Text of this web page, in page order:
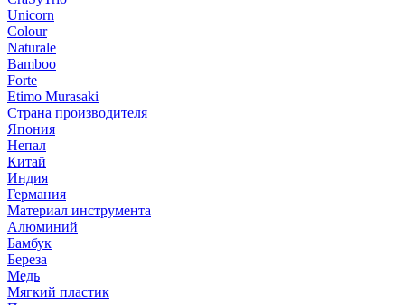
Unicorn
Colour
Naturale
Bamboo
Forte
Etimo Murasaki
Страна производителя
Япония
Непал
Китай
Индия
Германия
Материал инструмента
Алюминий
Бамбук
Береза
Медь
Мягкий пластик